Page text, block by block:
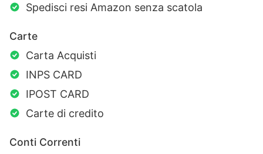
Spedisci resi Amazon senza scatola
Carte
Carta Acquisti
INPS CARD
IPOST CARD
Carte di credito
Conti Correnti